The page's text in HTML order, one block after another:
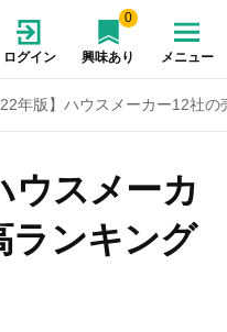
ログイン
0
興味あり メニュー
年版】ハウスメーカー12社
ウスメーカ
ランキング